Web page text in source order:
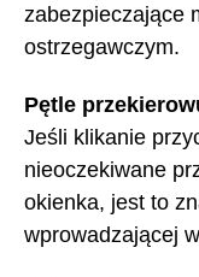
zabezpieczające
ostrzegawczym.
Pętle
Jeśli klikanie
nieoczekiwane
okienka, jest to
wprowadzającej w